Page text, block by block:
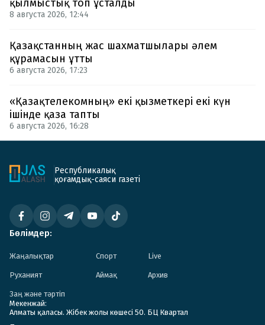
қылмыстық топ ұсталды
8 августа 2026, 12:44
Қазақстанның жас шахматшылары әлем
құрамасын ұтты
6 августа 2026, 17:23
«Қазақтелекомның» екі қызметкері екі күн
ішінде қаза тапты
6 августа 2026, 16:28
Республикалық
қоғамдық-саяси газеті
Бөлімдер:
Жаңалықтар Спорт Live
Руханият Аймақ Архив
Заң және тәртіп
Мекенжай:
Алматы қаласы. Жібек жолы көшесі 50. БЦ Квартал